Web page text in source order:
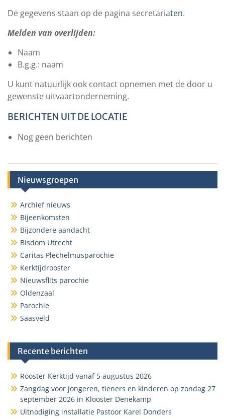
De gegevens staan op de pagina secretariaten.
Melden van overlijden:
Naam
B.g.g.: naam
U kunt natuurlijk ook contact opnemen met de door u
gewenste uitvaartonderneming.
BERICHTEN UIT DE LOCATIE
Nog geen berichten
Nieuwsgroepen
Archief nieuws
Bijeenkomsten
Bijzondere aandacht
Bisdom Utrecht
Caritas Plechelmusparochie
Kerktijdrooster
Nieuwsflits parochie
Oldenzaal
Parochie
Saasveld
Recente berichten
Rooster Kerktijd vanaf 5 augustus 2026
Zangdag voor jongeren, tieners en kinderen op zondag 27
september 2026 in Klooster Denekamp
Uitnodiging installatie Pastoor Karel Donders